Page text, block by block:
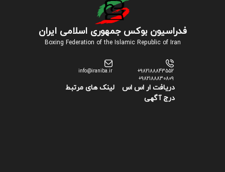
فدراسیون بوکس جمهوری اسلامی ایران
Boxing Federation of the Islamic Republic of Iran
+982188843552
+982188830809
info@iraniba.ir
دریافت ار اس اس
درج آگهی
لینک های مرتبط